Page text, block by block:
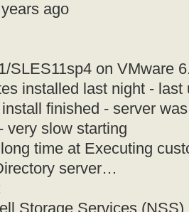
ago
SLES11sp4 on VMware
installed last night -
finished - server
very slow starting
time at Executing
server…